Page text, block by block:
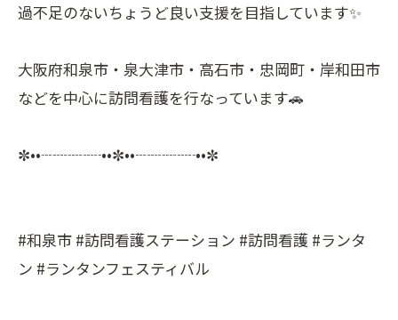
過不足のないちょうど良い支援を目指しています✨
大阪府和泉市・泉大津市・高石市・忠岡町・岸和田市
などを中心に訪問看護を行なっています🚗
✼••┈┈┈┈••✼••┈┈┈┈••✼
#和泉市 #訪問看護ステーション #訪問看護 #ランタ
ン #ランタンフェスティバル